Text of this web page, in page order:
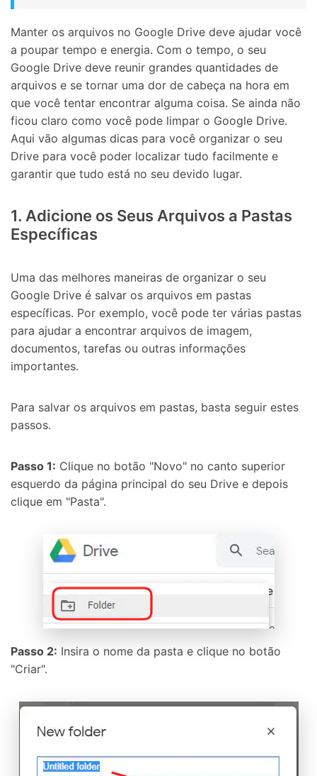
Manter os arquivos no Google Drive deve ajudar você
a poupar tempo e energia. Com o tempo, o seu
Google Drive deve reunir grandes quantidades de
arquivos e se tornar uma dor de cabeça na hora em
que você tentar encontrar alguma coisa. Se ainda não
ficou claro como você pode limpar o Google Drive.
Aqui vão algumas dicas para você organizar o seu
Drive para você poder localizar tudo facilmente e
garantir que tudo está no seu devido lugar.
1. Adicione os Seus Arquivos a Pastas
Específicas
Uma das melhores maneiras de organizar o seu
Google Drive é salvar os arquivos em pastas
específicas. Por exemplo, você pode ter várias pastas
para ajudar a encontrar arquivos de imagem,
documentos, tarefas ou outras informações
importantes.
Para salvar os arquivos em pastas, basta seguir estes
passos.
Passo 1: Clique no botão "Novo" no canto superior
esquerdo da página principal do seu Drive e depois
clique em "Pasta".
Passo 2: Insira o nome da pasta e clique no botão
"Criar".